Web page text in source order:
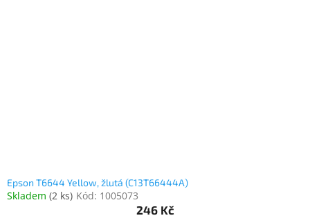
Epson T6644 Yellow, žlutá (C13T66444A)
Skladem (2 ks) Kód: 1005073
246 Kč